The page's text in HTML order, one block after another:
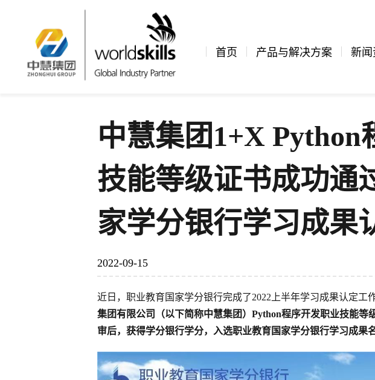
首页 产品与解决方案 新
公司新闻 文章详情
中慧集团1+X Python
技能等级证书成功通
家学分银行学习成果
2022-09-15
近日，职业教育国家学分银行完成了2022上半年学习成果认定工
集团有限公司（以下简称中慧集团）Python程序开发职业技能等
审后，获得学分银行学分，入选职业教育国家学分银行学习成果名